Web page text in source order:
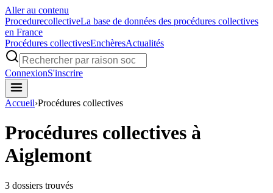
Aller au contenu
ProcedurecollectiveLa base de données des procédures collectives
en France
Procédures collectivesEnchèresActualités
ConnexionS'inscrire
Accueil›Procédures collectives
Procédures collectives à
Aiglemont
3 dossiers trouvés